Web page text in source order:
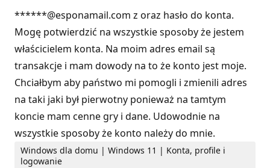
******@esponamail.com z oraz hasło do konta.
Mogę potwierdzić na wszystkie sposoby że jestem
właścicielem konta. Na moim adres email są
transakcje i mam dowody na to że konto jest moje.
Chciałbym aby państwo mi pomogli i zmienili adres
na taki jaki był pierwotny ponieważ na tamtym
koncie mam cenne gry i dane. Udowodnie na
wszystkie sposoby że konto należy do mnie.
Windows dla domu | Windows 11 | Konta, profile i
logowanie